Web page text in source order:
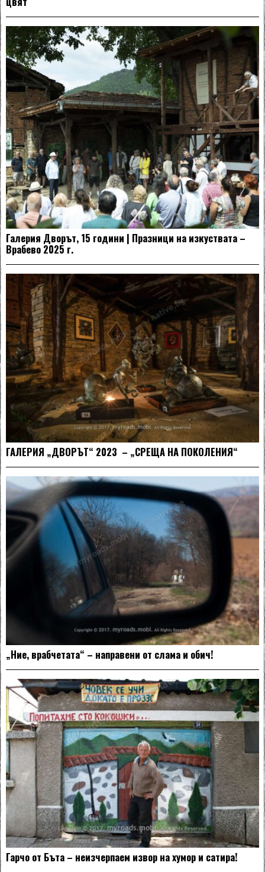
Галерия Дворът, 15 години | Празници на изкуствата –
Врабево 2025 г.
ГАЛЕРИЯ „ДВОРЪТ“ 2023 – „СРЕЩА НА ПОКОЛЕНИЯ“
„Ние, врабчетата“ – направени от слама и обич!
Гарчо от Бъта – неизчерпаем извор на хумор и сатира!